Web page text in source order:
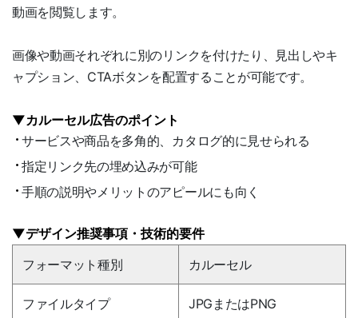
動画を閲覧します。
画像や動画それぞれに別のリンクを付けたり、見出しやキ
ャプション、CTAボタンを配置することが可能です。
▼カルーセル広告のポイント
サービスや商品を多角的、カタログ的に見せられる
指定リンク先の埋め込みが可能
手順の説明やメリットのアピールにも向く
▼デザイン推奨事項・技術的要件
フォーマット種別
カルーセル
ファイルタイプ JPGまたはPNG